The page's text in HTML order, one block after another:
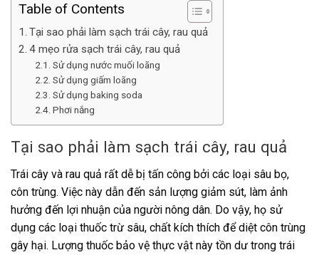
Table of Contents
Tại sao phải làm sạch trái cây, rau quả
4 mẹo rửa sạch trái cây, rau quả
Sử dụng nước muối loãng
Sử dụng giấm loãng
Sử dụng baking soda
Phơi nắng
Tại sao phải làm sạch trái cây, rau quả
Trái cây và rau quả rất dễ bị tấn công bởi các loại sâu bọ,
côn trùng. Việc này dẫn đến sản lượng giảm sút, làm ảnh
hưởng đến lợi nhuận của người nông dân. Do vậy, họ sử
dụng các loại thuốc trừ sâu, chất kích thích để diệt côn trùng
gây hại. Lượng thuốc bảo vệ thực vật này tồn dư trong trái